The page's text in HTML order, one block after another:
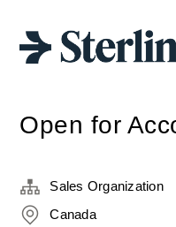
Open for
Sales Organization
Canada